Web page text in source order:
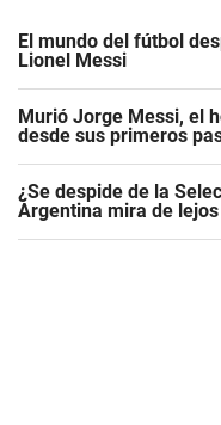
El mundo del fútbol
Lionel Messi
Murió Jorge Messi, el
desde sus primeros
¿Se despide de la
Argentina mira de